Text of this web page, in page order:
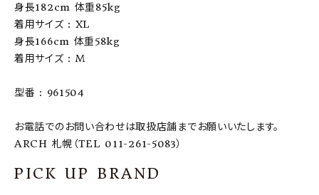
身長182cm 体重85kg
着用サイズ : XL
身長166cm 体重58kg
着用サイズ : M
型番 : 961504
お電話でのお問い合わせは取扱店舗までお願いいたします。
ARCH 札幌（TEL 011-261-5083）
PICK UP BRAND